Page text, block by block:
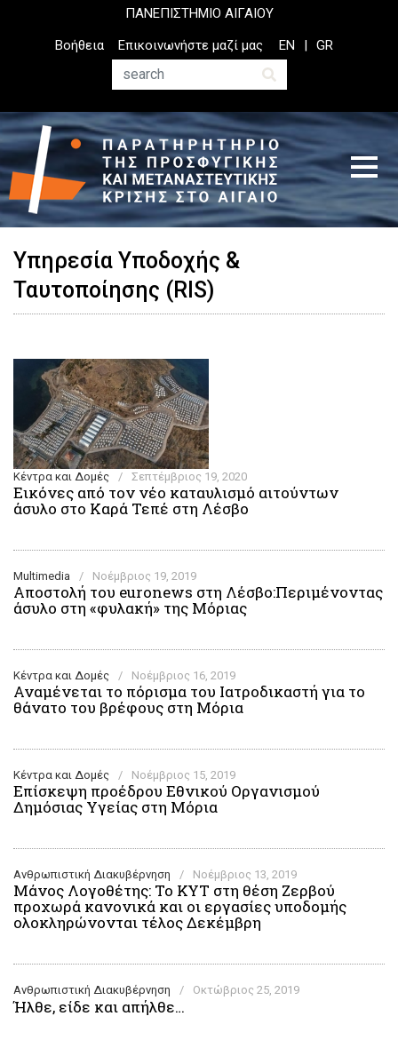
ΠΑΝΕΠΙΣΤΗΜΙΟ ΑΙΓΑΙΟΥ
Top
Header
Βοήθεια
Επικοινωνήστε μαζί μας
Αναζήτηση
EN GR
Υπηρεσία Υποδοχής &
Ταυτοποίησης (RIS)
Κέντρα και Δομές / Σεπτέμβριος 19, 2020
Εικόνες από τον νέο καταυλισμό αιτούντων
άσυλο στο Καρά Τεπέ στη Λέσβο
Multimedia / Νοέμβριος 19, 2019
Aποστολή του euronews στη Λέσβο:Περιμένοντας
άσυλο στη «φυλακή» της Μόριας
Κέντρα και Δομές / Νοέμβριος 16, 2019
Αναμένεται το πόρισμα του Ιατροδικαστή για το
θάνατο του βρέφους στη Μόρια
Κέντρα και Δομές / Νοέμβριος 15, 2019
Επίσκεψη προέδρου Εθνικού Οργανισμού
Δημόσιας Υγείας στη Μόρια
Ανθρωπιστική Διακυβέρνηση / Νοέμβριος 13, 2019
Μάνος Λογοθέτης: Το ΚΥΤ στη θέση Ζερβού
προχωρά κανονικά και οι εργασίες υποδομής
ολοκληρώνονται τέλος Δεκέμβρη
Ανθρωπιστική Διακυβέρνηση / Οκτώβριος 25, 2019
Ήλθε, είδε και απήλθε…